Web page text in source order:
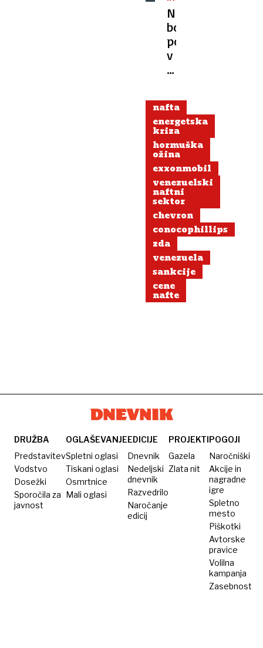
KRIZA
Nas
bo
potegnilo
v
vojno?
Kallas:
Plovna
Hormuška
ožina
je
v
interesu
EU
nafta
energetska
kriza
hormuška
ožina
exxonmobil
venezuelski
naftni
sektor
chevron
conocophillips
zda
venezuela
sankcije
cene
nafte
DRUŽBA
Predstavitev
Vodstvo
Dosežki
Sporočila za
javnost
OGLAŠEVANJE
Spletni oglasi
Tiskani oglasi
Osmrtnice
Mali oglasi
EDICIJE
Dnevnik
Nedeljski
dnevnik
Razvedrilo
Naročanje
edicij
PROJEKTI
Gazela
Zlata nit
POGOJI
Naročniški
Akcije in
nagradne
igre
Spletno
mesto
Piškotki
Avtorske
pravice
Volilna
kampanja
Zasebnost